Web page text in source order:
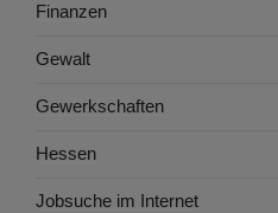
Finanzen
Gewalt
Gewerkschaften
Hessen
Jobsuche im Internet